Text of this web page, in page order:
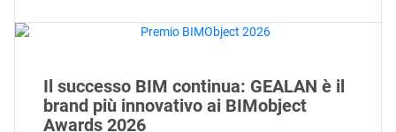
Il successo BIM continua: GEALAN è il
brand più innovativo ai BIMobject
Awards 2026